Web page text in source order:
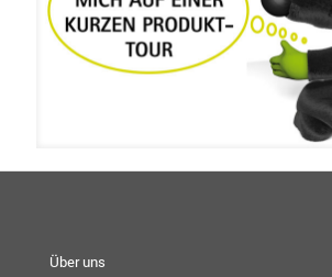
Über uns